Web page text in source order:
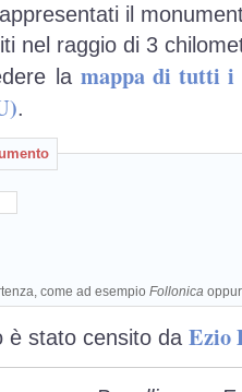
il
nel raggio di 3
la mappa di tutti i
.
come ad esempio Follonica
è stato censito da Ezio